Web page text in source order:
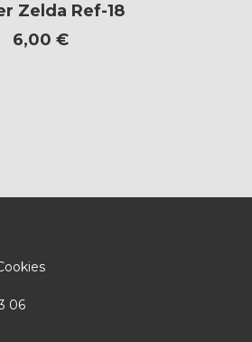
Zelda Ref-18
6,00 €
06